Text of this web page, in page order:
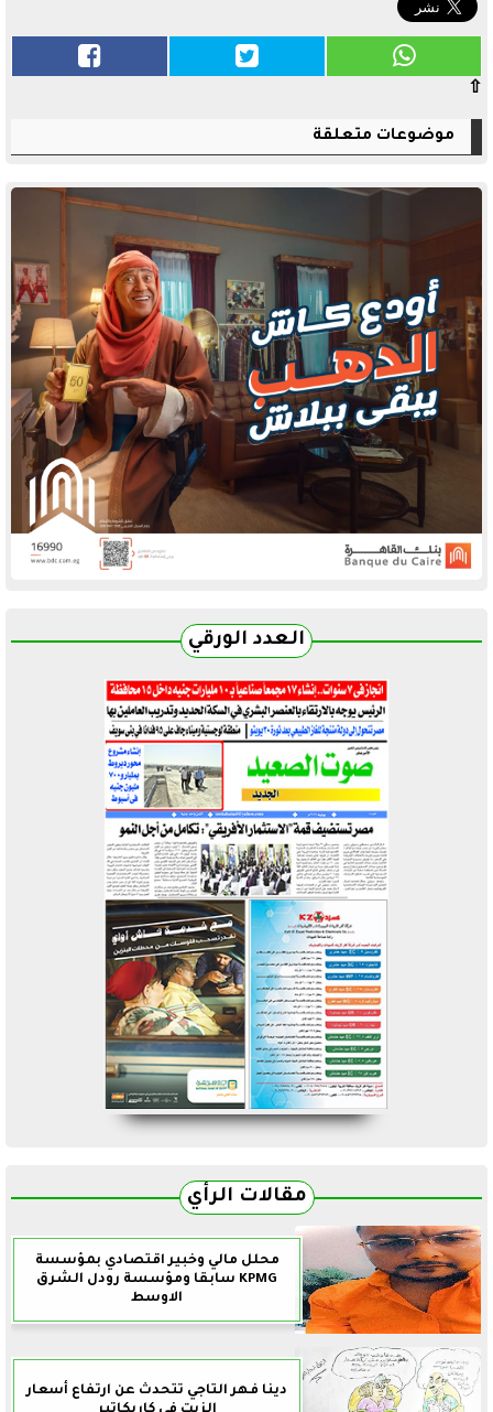
⇧
موضوعات متعلقة
العدد الورقي
مقالات الرأي
محلل مالي وخبير اقتصادي بمؤسسة
KPMG سابقا ومؤسسة رودل الشرق
الاوسط
دينا فهر التاجي تتحدث عن ارتفاع أسعار